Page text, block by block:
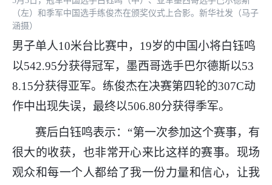
（左）和季军中国选手练俊杰在颁奖仪式上合影。新华社发（马子
涵摄）
男子单人10米台比赛中，19岁的中国小将白钰鸣
以542.95分获得冠军，墨西哥选手巴尔德斯以53
8.15分获得亚军。练俊杰在决赛第四轮的307C动
作中出现失误，最终以506.80分获得季军。
赛后白钰鸣表示：“第一次参加这个赛事，有
很大的收获，也非常开心来比这样的赛事。现场
观众和每一个人都给了我一份力量和信心，让我